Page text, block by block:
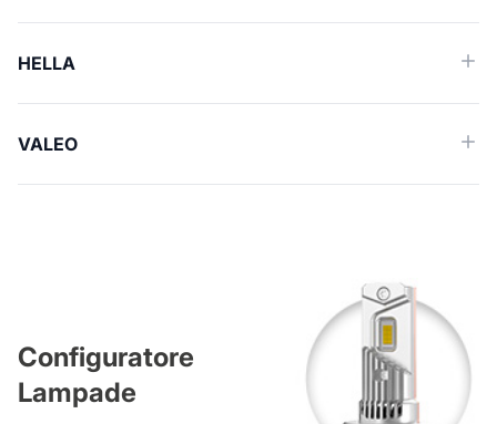
HELLA
VALEO
Configuratore
Lampade